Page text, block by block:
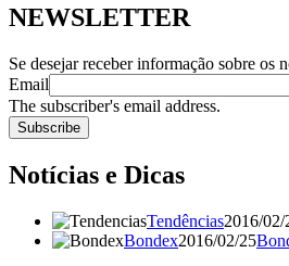
NEWSLETTER
Se desejar receber informação sobre os
Email
The subscriber's email address.
Notícias e Dicas
Tendências2016/02/
Bondex2016/02/25